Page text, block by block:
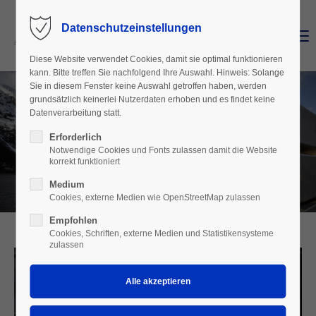
Login
Benutzername
Passwort
Anmelden
Register|Lost your password?
Support
Datenschutzeinstellungen
Diese Website verwendet Cookies, damit sie optimal funktionieren
kann. Bitte treffen Sie nachfolgend Ihre Auswahl. Hinweis: Solange
Sie in diesem Fenster keine Auswahl getroffen haben, werden
grundsätzlich keinerlei Nutzerdaten erhoben und es findet keine
Datenverarbeitung statt.
Erforderlich
Notwendige Cookies und Fonts zulassen damit die Website
korrekt funktioniert
Medium
Cookies, externe Medien wie OpenStreetMap zulassen
Empfohlen
Cookies, Schriften, externe Medien und Statistikensysteme
zulassen